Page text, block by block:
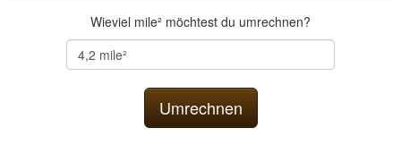
Wieviel mile² möchtest du umrechnen?